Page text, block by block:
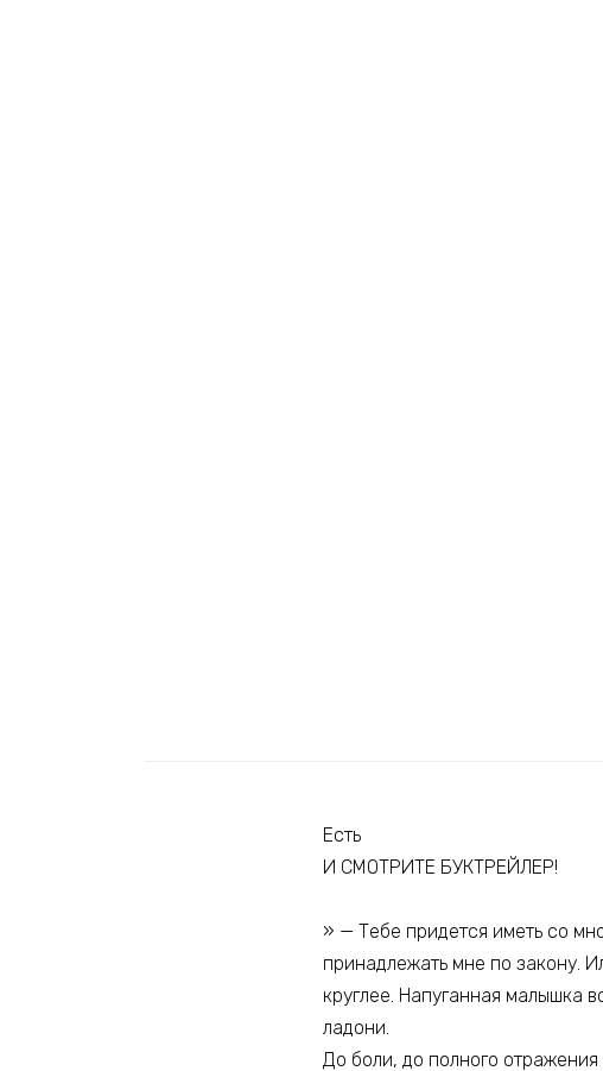
Есть
И СМОТРИТЕ БУКТРЕЙЛЕР!
» — Тебе придется иметь со
принадлежать мне по закону.
круглее. Напуганная малышка
ладони.
До боли, до полного